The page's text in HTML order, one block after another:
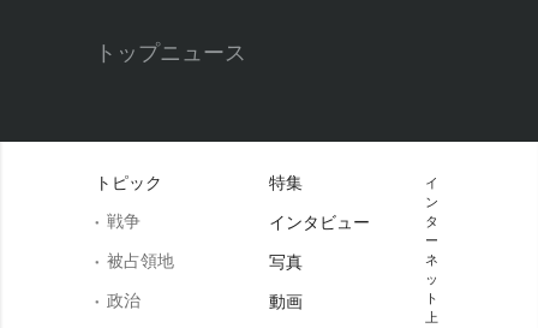
トップニュース
トピック
戦争
被占領地
政治
特集
インタビュー
写真
動画
イ
ン
タ
ー
ネ
ッ
ト
上